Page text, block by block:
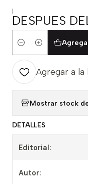
|
DESPUES
Cantidad
Agregar a
Mostrar stock
DETALLES
Editorial:
Autor: